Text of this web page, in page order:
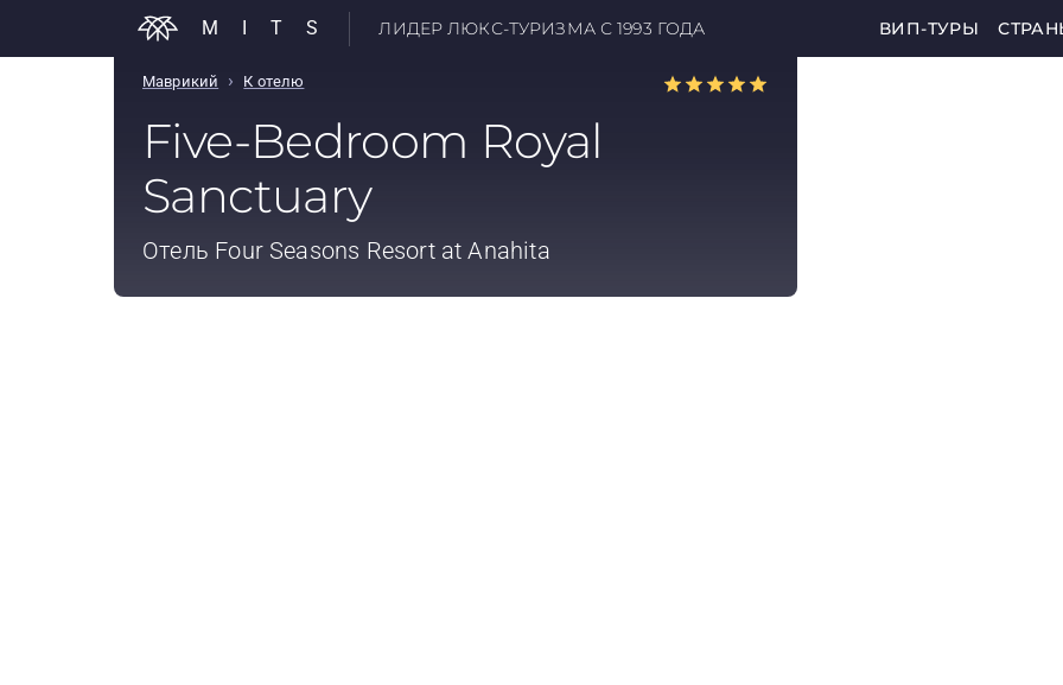
MITS ЛИДЕР ЛЮКС-ТУРИЗМА С 1993 ГОДА ВИП-ТУРЫ
Маврикий › К отелю
Five-Bedroom Royal
Sanctuary
Отель Four Seasons Resort at Anahita